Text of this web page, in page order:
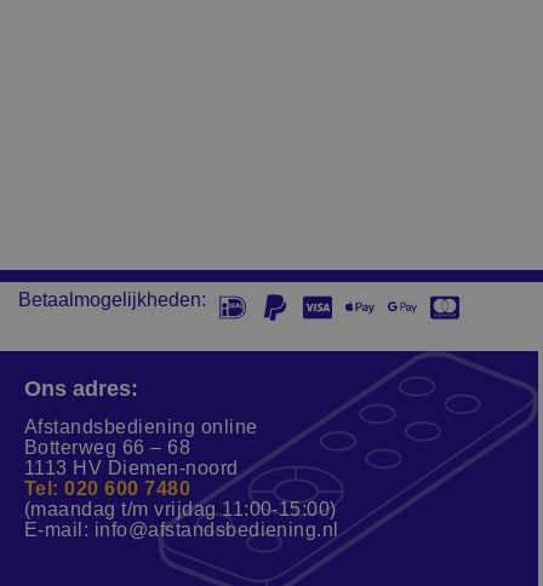
Betaalmogelijkheden:
Ons adres:
Afstandsbediening online
Botterweg 66 – 68
1113 HV Diemen-noord
Tel: 020 600 7480
(maandag t/m vrijdag 11:00-15:00)
E-mail: info@afstandsbediening.nl